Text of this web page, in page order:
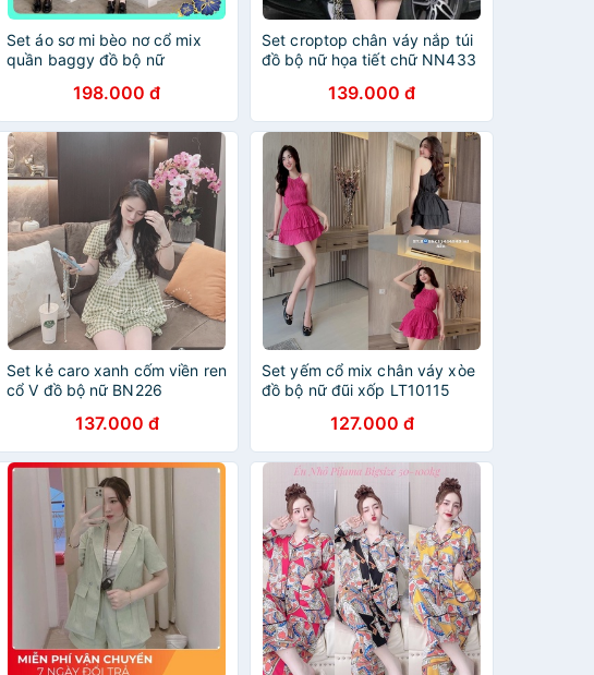
Set áo sơ mi bèo nơ cổ mix
quần baggy đồ bộ nữ
198.000 đ
Set croptop chân váy nắp túi
đồ bộ nữ họa tiết chữ NN433
139.000 đ
Set kẻ caro xanh cốm viền ren
cổ V đồ bộ nữ BN226
137.000 đ
Set yếm cổ mix chân váy xòe
đồ bộ nữ đũi xốp LT10115
127.000 đ